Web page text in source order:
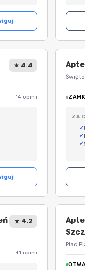
★ 4.4
14 opinii
ZA
★ 4.2
41 opinii
Plac